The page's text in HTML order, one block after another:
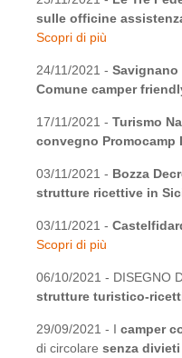
sulle officine
Scopri di più
24/11/2021 - Savignano
Comune camper
17/11/2021 - Turismo
convegno Promocamp
03/11/2021 - Bozza
strutture ricettive in
03/11/2021 -
Scopri di più
06/10/2021 - DISEGNO
strutture turistico-
29/09/2021 - I camper
di circolare senza divieti